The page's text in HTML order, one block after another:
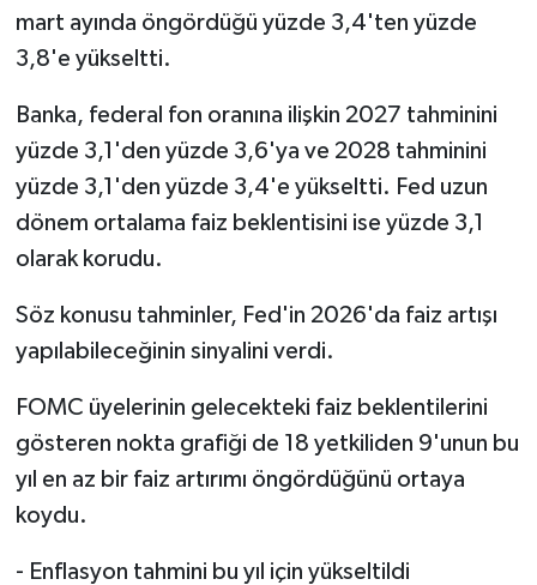
mart ayında öngördüğü yüzde 3,4'ten yüzde
3,8'e yükseltti.
Banka, federal fon oranına ilişkin 2027 tahminini
yüzde 3,1'den yüzde 3,6'ya ve 2028 tahminini
yüzde 3,1'den yüzde 3,4'e yükseltti. Fed uzun
dönem ortalama faiz beklentisini ise yüzde 3,1
olarak korudu.
Söz konusu tahminler, Fed'in 2026'da faiz artışı
yapılabileceğinin sinyalini verdi.
FOMC üyelerinin gelecekteki faiz beklentilerini
gösteren nokta grafiği de 18 yetkiliden 9'unun bu
yıl en az bir faiz artırımı öngördüğünü ortaya
koydu.
- Enflasyon tahmini bu yıl için yükseltildi